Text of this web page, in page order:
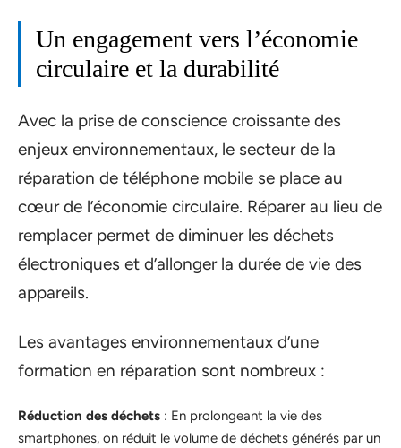
Un engagement vers l’économie
circulaire et la durabilité
Avec la prise de conscience croissante des
enjeux environnementaux, le secteur de la
réparation de téléphone mobile se place au
cœur de l’économie circulaire. Réparer au lieu de
remplacer permet de diminuer les déchets
électroniques et d’allonger la durée de vie des
appareils.
Les avantages environnementaux d’une
formation en réparation sont nombreux :
Réduction des déchets : En prolongeant la vie des
smartphones, on réduit le volume de déchets générés par un